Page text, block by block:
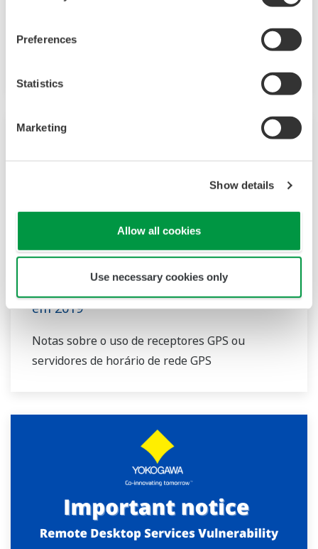
Preferences
Statistics
Marketing
Show details
Allow all cookies
Use necessary cookies only
Fim do suporte do Java 8 pela Oracle e
Rolagem do número da semana do GPS
em 2019
Notas sobre o uso de receptores GPS ou
servidores de horário de rede GPS